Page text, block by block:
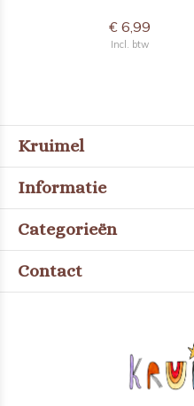
€ 6,99
Incl. btw
Kruimel
Informatie
Categorieën
Contact